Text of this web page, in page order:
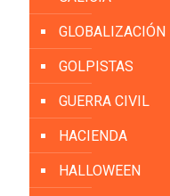
GLOBALIZACIÓN
GOLPISTAS
GUERRA CIVIL
HACIENDA
HALLOWEEN